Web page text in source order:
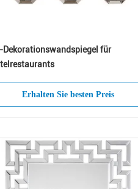
Dekorationswandspiegel für
Erhalten Sie besten Preis